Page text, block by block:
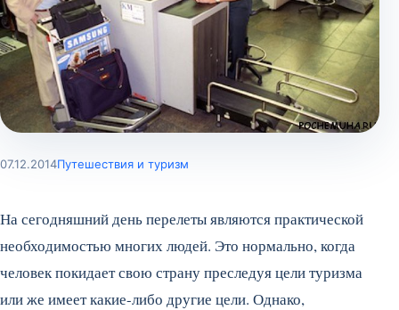
07.12.2014Путешествия и туризм
На сегодняшний день перелеты являются практической
необходимостью многих людей. Это нормально, когда
человек покидает свою страну преследуя цели туризма
или же имеет какие-либо другие цели. Однако,